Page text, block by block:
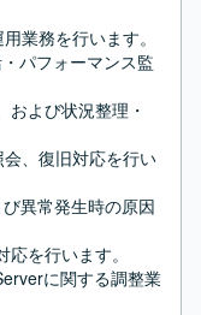
業務を行います。
パフォーマンス監
および状況整理・
、復旧対応を行い
異常発生時の原因
を行います。
に関する調整業